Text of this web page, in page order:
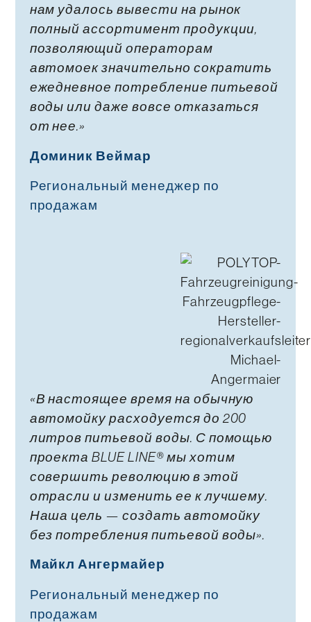
нам удалось вывести на рынок
полный ассортимент продукции,
позволяющий операторам
автомоек значительно сократить
ежедневное потребление питьевой
воды или даже вовсе отказаться
от нее.»
Доминик Веймар
Региональный менеджер по
продажам
«В настоящее время на обычную
автомойку расходуется до 200
литров питьевой воды. С помощью
проекта BLUE LINE® мы хотим
совершить революцию в этой
отрасли и изменить ее к лучшему.
Наша цель — создать автомойку
без потребления питьевой воды».
Майкл Ангермайер
Региональный менеджер по
продажам